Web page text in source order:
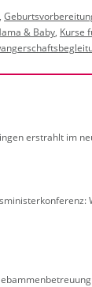
,
& Baby, Kurse
er­strahlt im